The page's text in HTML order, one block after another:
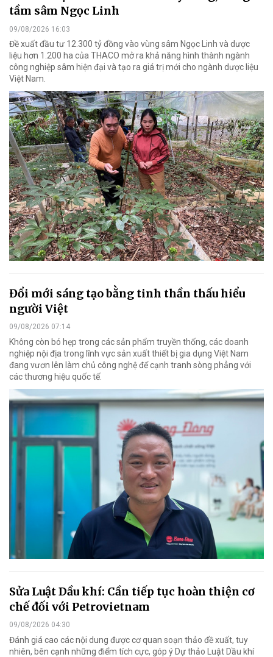
tầm sâm Ngọc Linh
09/08/2026 16:03
Đề xuất đầu tư 12.300 tỷ đồng vào vùng sâm Ngọc Linh và dược
liệu hơn 1.200 ha của THACO mở ra khả năng hình thành ngành
công nghiệp sâm hiện đại và tạo ra giá trị mới cho ngành dược liệu
Việt Nam.
Đổi mới sáng tạo bằng tinh thần thấu hiểu
người Việt
09/08/2026 07:14
Không còn bó hẹp trong các sản phẩm truyền thống, các doanh
nghiệp nội địa trong lĩnh vực sản xuất thiết bị gia dụng Việt Nam
đang vươn lên làm chủ công nghệ để cạnh tranh sòng phẳng với
các thương hiệu quốc tế.
Sửa Luật Dầu khí: Cần tiếp tục hoàn thiện cơ
chế đối với Petrovietnam
09/08/2026 04:30
Đánh giá cao các nội dung được cơ quan soạn thảo đề xuất, tuy
nhiên, bên cạnh những điểm tích cực, góp ý Dự thảo Luật Dầu khí